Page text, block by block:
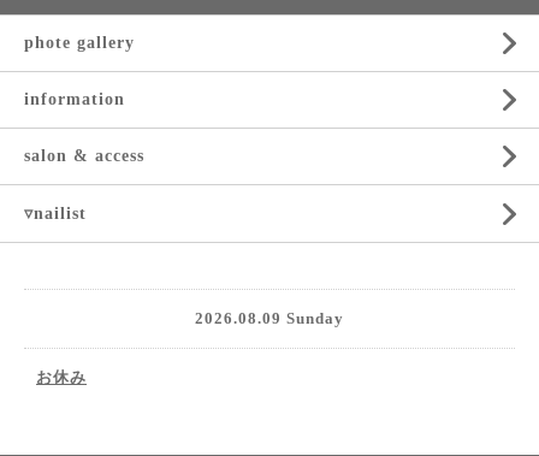
phote gallery
information
salon & access
▿nailist
2026.08.09 Sunday
お休み